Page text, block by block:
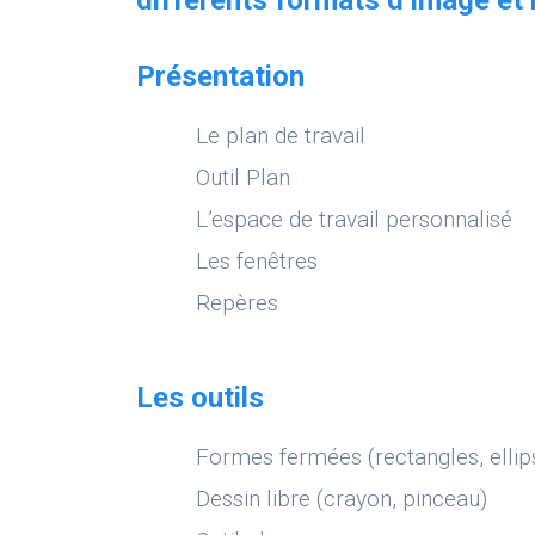
Présentation
Le plan de travail
Outil Plan
L’espace de travail personnalisé
Les fenêtres
Repères
Les outils
Formes fermées (rectangles,
Dessin libre (crayon, pinceau)